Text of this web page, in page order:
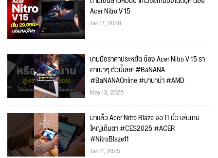
Acer Nitro V 15
Jan 17, 2026
เกมมิ่งราคาประหยัด ต้อง Acer Nitro V 15 รา
คาเบาๆ ตัวนี้เลย! #BaNANA
#BaNANAOnline #บานาน่า #AMD
May 13, 2025
มาแล้ว Acer Nitro Blaze จอ 11 นิ้ว เล่นเกม
ใหญ่เต็มตา #CES2025 #ACER
#NitroBlaze11
Jan 11, 2025